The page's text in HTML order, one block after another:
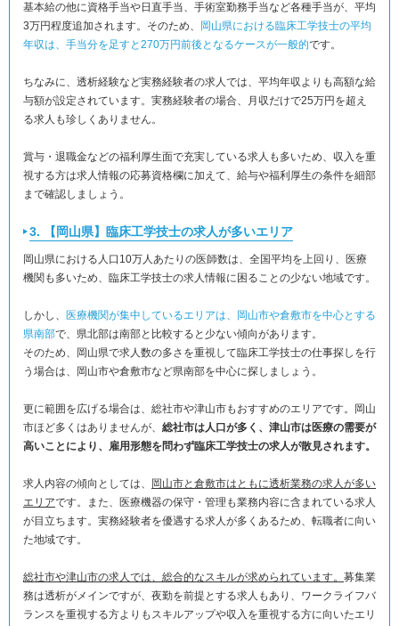
基本給の他に資格手当や日直手当、手術室勤務手当など各種手当が、平均
3万円程度追加されます。そのため、
岡山県における臨床工学技士の平均
年収は、手当分を足すと270万円前後となるケースが一般的です。
ちなみに、透析経験など実務経験者の求人では、平均年収よりも高額な給
与額が設定されています。実務経験者の場合、月収だけで25万円を超え
る求人も珍しくありません。
賞与・退職金などの福利厚生面で充実している求人も多いため、収入を重
視する方は求人情報の応募資格欄に加えて、給与や福利厚生の条件を細部
まで確認しましょう。
3. 【岡山県】臨床工学技士の求人が多いエリア
岡山県における人口10万人あたりの医師数は、全国平均を上回り、医療
機関も多いため、臨床工学技士の求人情報に困ることの少ない地域です。
しかし、
医療機関が集中しているエリアは、岡山市や倉敷市を中心とする
県南部で、県北部は南部と比較すると少ない傾向があります。
そのため、岡山県で求人数の多さを重視して臨床工学技士の仕事探しを行
う場合は、岡山市や倉敷市など県南部を中心に探しましょう。
更に範囲を広げる場合は、総社市や津山市もおすすめのエリアです。岡山
市ほど多くはありませんが、 総社市は人口が多く、津山市は医療の需要が
高いことにより、雇用形態を問わず臨床工学技士の求人が散見されます。
求人内容の傾向としては、
岡山市と倉敷市はともに透析業務の求人が多い
エリアです。また、医療機器の保守・管理も業務内容に含まれている求人
が目立ちます。実務経験者を優遇する求人が多くあるため、転職者に向い
た地域です。
総社市や津山市の求人では、総合的なスキルが求められています。 募集業
務は透析がメインですが、夜勤を前提とする求人もあり、ワークライフバ
ランスを重視する方よりもスキルアップや収入を重視する方に向いたエリ